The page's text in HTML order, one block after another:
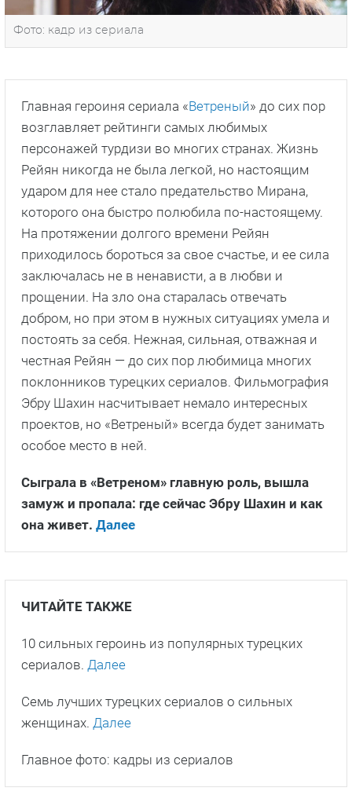
Фото: кадр из сериала
Главная героиня сериала «Ветреный» до сих пор
возглавляет рейтинги самых любимых
персонажей турдизи во многих странах. Жизнь
Рейян никогда не была легкой, но настоящим
ударом для нее стало предательство Мирана,
которого она быстро полюбила по-настоящему.
На протяжении долгого времени Рейян
приходилось бороться за свое счастье, и ее сила
заключалась не в ненависти, а в любви и
прощении. На зло она старалась отвечать
добром, но при этом в нужных ситуациях умела и
постоять за себя. Нежная, сильная, отважная и
честная Рейян — до сих пор любимица многих
поклонников турецких сериалов. Фильмография
Эбру Шахин насчитывает немало интересных
проектов, но «Ветреный» всегда будет занимать
особое место в ней.
Сыграла в «Ветреном» главную роль, вышла
замуж и пропала: где сейчас Эбру Шахин и как
она живет. Далее
ЧИТАЙТЕ ТАКЖЕ
10 сильных героинь из популярных турецких
сериалов. Далее
Семь лучших турецких сериалов о сильных
женщинах. Далее
Главное фото: кадры из сериалов